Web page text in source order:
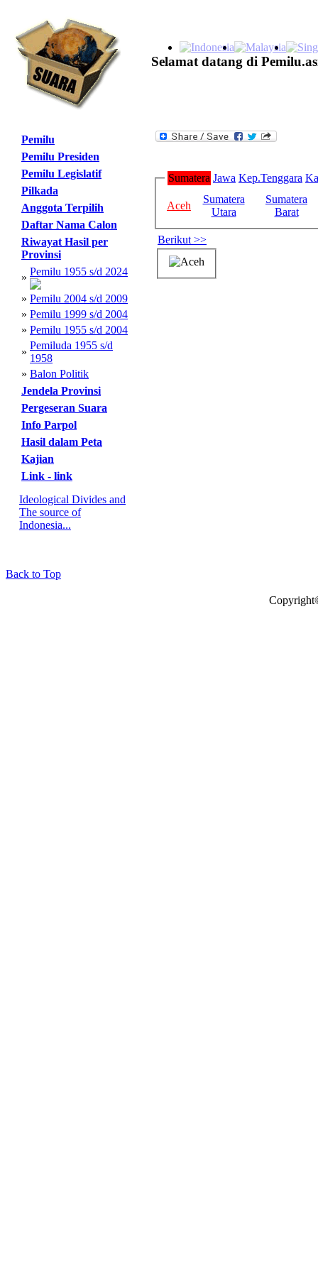
Selamat datang di
Pemilu
Pemilu Presiden
Pemilu Legislatif
Pilkada
Anggota Terpilih
Daftar Nama Calon
Riwayat Hasil per
Provinsi
» Pemilu 1955 s/d 2024
» Pemilu 2004 s/d 2009
» Pemilu 1999 s/d 2004
» Pemilu 1955 s/d 2004
»
Pemiluda 1955 s/d
1958
» Balon Politik
Jendela Provinsi
Pergeseran Suara
Info Parpol
Hasil dalam Peta
Kajian
Link - link
Ideological Divides and
The source of
Indonesia...
Sumatera Jawa Kep.Tenggara
Aceh
Sumatera
Utara
Sumatera
Barat
Berikut >>
Back to Top